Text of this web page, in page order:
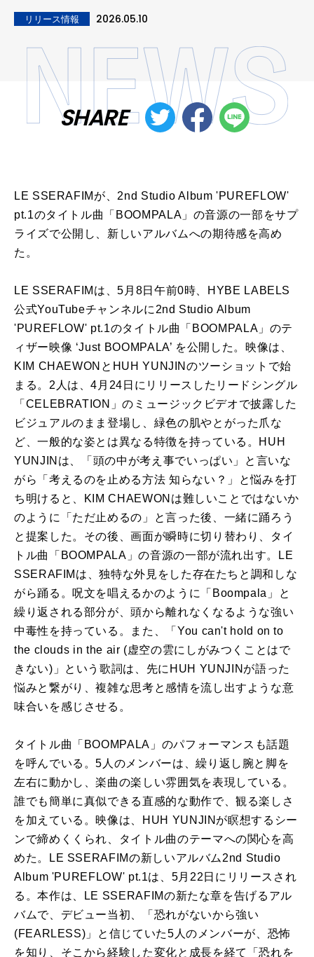
リリース情報 2026.05.10
SHARE
LE SSERAFIMが、2nd Studio Album 'PUREFLOW'
pt.1のタイトル曲「BOOMPALA」の音源の一部をサプ
ライズで公開し、新しいアルバムへの期待感を高め
た。
LE SSERAFIMは、5月8日午前0時、HYBE LABELS
公式YouTubeチャンネルに2nd Studio Album
'PUREFLOW' pt.1のタイトル曲「BOOMPALA」のテ
ィザー映像 ‘Just BOOMPALA’ を公開した。映像は、
KIM CHAEWONとHUH YUNJINのツーショットで始
まる。2人は、4月24日にリリースしたリードシングル
「CELEBRATION」のミュージックビデオで披露した
ビジュアルのまま登場し、緑色の肌やとがった爪な
ど、一般的な姿とは異なる特徴を持っている。HUH
YUNJINは、「頭の中が考え事でいっぱい」と言いな
がら「考えるのを止める方法 知らない？」と悩みを打
ち明けると、KIM CHAEWONは難しいことではないか
のように「ただ止めるの」と言った後、一緒に踊ろう
と提案した。その後、画面が瞬時に切り替わり、タイ
トル曲「BOOMPALA」の音源の一部が流れ出す。LE
SSERAFIMは、独特な外見をした存在たちと調和しな
がら踊る。呪文を唱えるかのように「Boompala」と
繰り返される部分が、頭から離れなくなるような強い
中毒性を持っている。また、「You can't hold on to
the clouds in the air (虚空の雲にしがみつくことはで
きない)」という歌詞は、先にHUH YUNJINが語った
悩みと繋がり、複雑な思考と感情を流し出すような意
味合いを感じさせる。
タイトル曲「BOOMPALA」のパフォーマンスも話題
を呼んでいる。5人のメンバーは、繰り返し腕と脚を
左右に動かし、楽曲の楽しい雰囲気を表現している。
誰でも簡単に真似できる直感的な動作で、観る楽しさ
を加えている。映像は、HUH YUNJINが瞑想するシー
ンで締めくくられ、タイトル曲のテーマへの関心を高
めた。LE SSERAFIMの新しいアルバム2nd Studio
Album 'PUREFLOW' pt.1は、5月22日にリリースされ
る。本作は、LE SSERAFIMの新たな章を告げるアル
バムで、デビュー当初、「恐れがないから強い
(FEARLESS)」と信じていた5人のメンバーが、恐怖
を知り、そこから経験した変化と成長を経て「恐れを